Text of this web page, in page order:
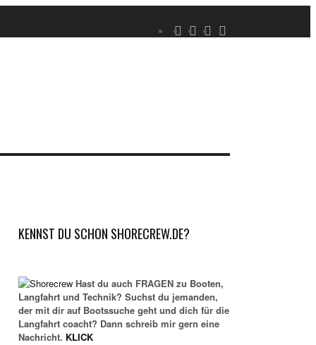
KENNST DU SCHON SHORECREW.DE?
Hast du auch FRAGEN zu Booten,
Langfahrt und Technik? Suchst du jemanden,
der mit dir auf Bootssuche geht und dich für die
Langfahrt coacht? Dann schreib mir gern eine
Nachricht. KLICK